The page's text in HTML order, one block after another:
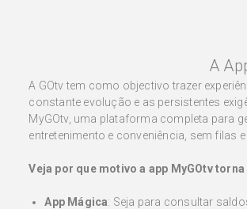
A
A GOtv tem como objectivo trazer
constante evolução e as persistentes
MyGOtv, uma plataforma completa para
entretenimento e conveniência, sem filas
Veja por que motivo a app MyGOtv
App Mágica: Seja para consultar